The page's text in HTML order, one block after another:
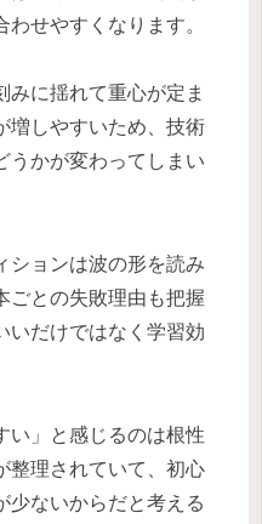
せやすくなります。
みに揺れて重心が定ま
増しやすいため、技術
うかが変わってしまい
ションは波の形を読み
ごとの失敗理由も把握
いだけではなく学習効
い」と感じるのは根性
整理されていて、初心
少ないからだと考える